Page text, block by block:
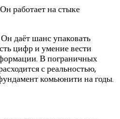
работает на стыке
даёт шанс упаковать
цифр и умение вести
В пограничных
с реальностью,
комьюнити на годы.